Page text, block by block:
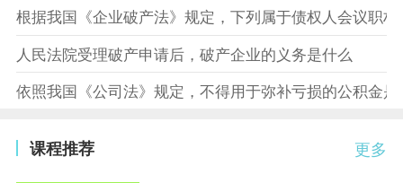
根据我国《企业破产法》规定，下列属于债权人会议职
人民法院受理破产申请后，破产企业的义务是什么
依照我国《公司法》规定，不得用于弥补亏损的公积金是
更多
课程推荐